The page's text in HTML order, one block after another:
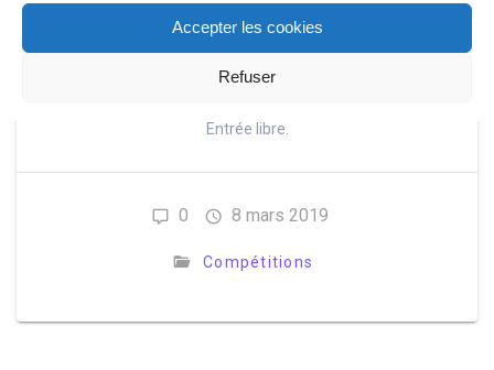
Accepter les cookies
Refuser
s'affronteront dans un tournoi de tennis de doubles
organisé par le TC12 Bercy au Centre National
d'entraînement gracieusement mis à disposition par la
Entrée libre.
0 8 mars 2019
Compétitions